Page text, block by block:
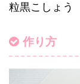
粒黒こしょ
作り方